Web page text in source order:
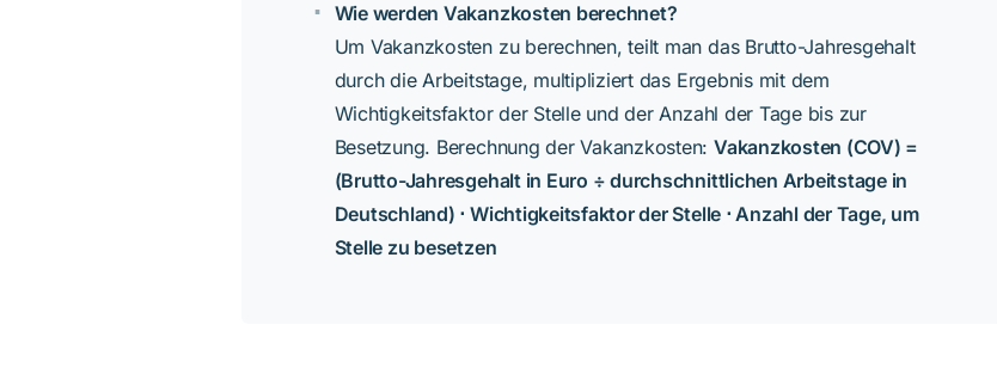
Wie werden Vakanzkosten berechnet?
Um Vakanzkosten zu berechnen, teilt man das Brutto-Jahresgehalt
durch die Arbeitstage, multipliziert das Ergebnis mit dem
Wichtigkeitsfaktor der Stelle und der Anzahl der Tage bis zur
Besetzung. Berechnung der Vakanzkosten: Vakanzkosten (COV) =
(Brutto-Jahresgehalt in Euro ÷ durchschnittlichen Arbeitstage in
Deutschland) ⋅ Wichtigkeitsfaktor der Stelle ⋅ Anzahl der Tage, um
Stelle zu besetzen